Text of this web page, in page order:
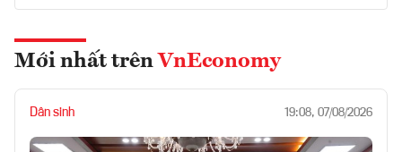
Mới nhất trên VnEconomy
Dân sinh 19:08, 07/08/2026